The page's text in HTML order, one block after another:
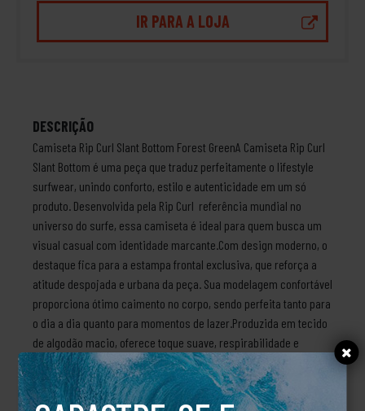
IR PARA A LOJA
DESCRIÇÃO
Camiseta Rip Curl Slant Bottom Forest GreenA Camiseta Rip Curl
Slant Bottom é uma peça que traduz perfeitamente o lifestyle
surfwear, unindo conforto, estilo e autenticidade em um só
produto. Desenvolvida pela Rip Curl referência mundial no
universo do surfe, essa camiseta é ideal para quem busca um
visual casual com identidade marcante.Com design moderno, o
destaque fica para a estampa frontal exclusiva, que reforça a
atitude despojada e urbana da peça. Sua modelagem confortável
proporciona ótimo caimento no corpo, sendo perfeita tanto para
o dia a dia quanto para momentos de lazer.Produzida em tecido
de algodão macio, oferece toque suave, respirabilidade e
durabilidade, garantindo bem-estar mesmo em dias mais
quentes. Versátil, combina facilmente com bermudas, jeans ou
peças mais esportivas.Principais características:Modelagem